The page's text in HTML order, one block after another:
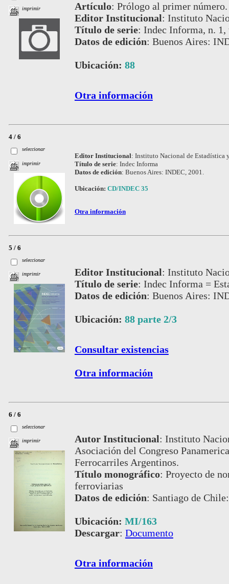
imprimir Artículo: Prólogo al primer número.
Editor Institucional: Instituto
Título de serie: Indec Informa, n. 1,
Datos de edición: Buenos Aires:
Ubicación: 88
Otra información
4 / 6
seleccionar
imprimir
Editor Institucional: Instituto Nacional de Estadística
Título de serie: Indec Informa
Datos de edición: Buenos Aires: INDEC, 2001.
Ubicación: CD/INDEC 35
Otra información
5 / 6
seleccionar
imprimir Editor Institucional: Instituto
Título de serie: Indec Informa =
Datos de edición: Buenos Aires:
Ubicación: 88 parte 2/3
Consultar existencias
Otra información
6 / 6
seleccionar
imprimir Autor Institucional: Instituto
Asociación del Congreso
Ferrocarriles Argentinos.
Título monográfico: Proyecto de
ferroviarias
Datos de edición: Santiago de
Ubicación: MI/163
Descargar: Documento
Otra información